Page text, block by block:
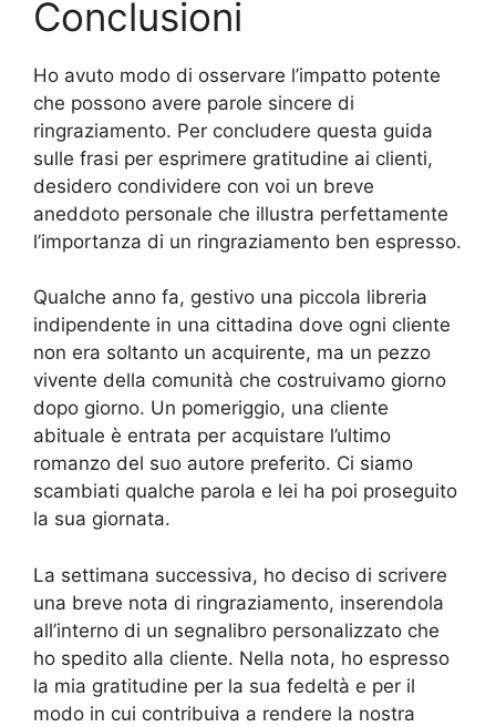
Conclusioni
Ho avuto modo di osservare l’impatto potente
che possono avere parole sincere di
ringraziamento. Per concludere questa guida
sulle frasi per esprimere gratitudine ai clienti,
desidero condividere con voi un breve
aneddoto personale che illustra perfettamente
l’importanza di un ringraziamento ben espresso.
Qualche anno fa, gestivo una piccola libreria
indipendente in una cittadina dove ogni cliente
non era soltanto un acquirente, ma un pezzo
vivente della comunità che costruivamo giorno
dopo giorno. Un pomeriggio, una cliente
abituale è entrata per acquistare l’ultimo
romanzo del suo autore preferito. Ci siamo
scambiati qualche parola e lei ha poi proseguito
la sua giornata.
La settimana successiva, ho deciso di scrivere
una breve nota di ringraziamento, inserendola
all’interno di un segnalibro personalizzato che
ho spedito alla cliente. Nella nota, ho espresso
la mia gratitudine per la sua fedeltà e per il
modo in cui contribuiva a rendere la nostra